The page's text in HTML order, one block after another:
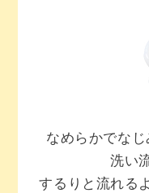
なめらかでなじ
洗い
するりと流れる